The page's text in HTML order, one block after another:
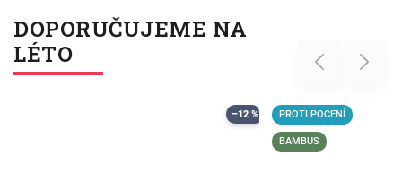
DOPORUČUJEME NA
LÉTO
Previous
–12 % PROTI POCENÍ
BAMBUS
Next